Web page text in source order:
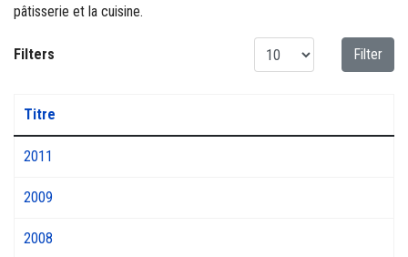
pâtisserie et la cuisine.
Filters Affichage # Filter
Titre
2011
2009
2008